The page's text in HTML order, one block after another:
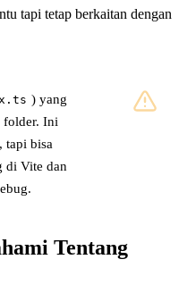
tapi tetap berkaitan dengan
) yang
folder. Ini
tapi bisa
di Vite dan
Tentang